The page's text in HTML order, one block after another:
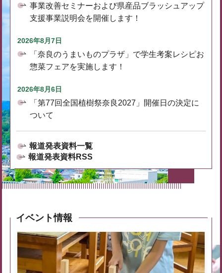
事業改善セミナーおよび県産品ブラッシュアップ
支援事業説明会を開催します！
2026年8月7日
「奈良のうまいものプラザ」で学生考案レシピお
惣菜フェアを実施します！
2026年8月6日
「第77回全国植樹祭奈良2027」開催日の決定に
ついて
報道発表資料一覧
報道発表資料RSS
イベント情報